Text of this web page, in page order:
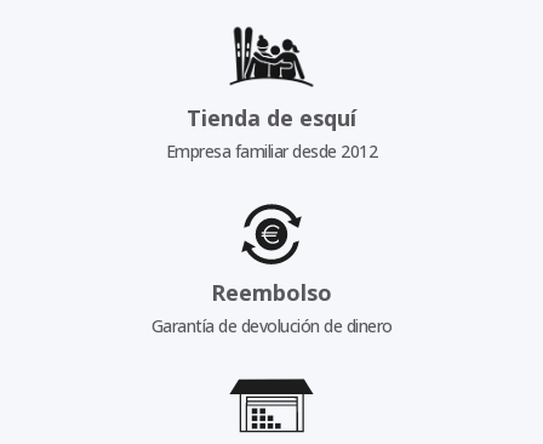
Tienda de esquí
Empresa familiar desde 2012
Reembolso
Garantía de devolución de dinero